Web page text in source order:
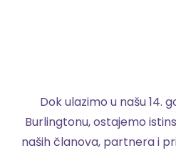
Dok ulazimo u našu 14.
Burlingtonu, ostajemo
naših članova, partnera i